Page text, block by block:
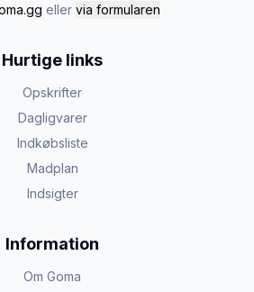
eller via formularen
Hurtige links
Opskrifter
Dagligvarer
Indkøbsliste
Madplan
Indsigter
Information
Om Goma